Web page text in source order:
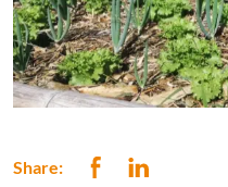
Share: